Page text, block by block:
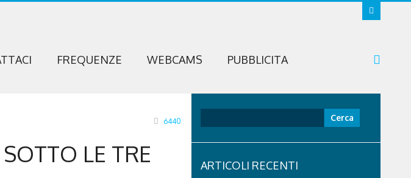
FREQUENZE WEBCAMS PUBBLICITA
6440
LE TRE
ARTICOLI RECENTI